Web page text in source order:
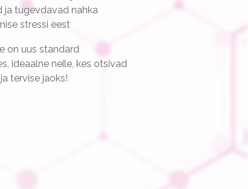
tugevdavad nahka
stressi eest
on uus standard
ideaalne neile, kes otsivad
tervise jaoks!